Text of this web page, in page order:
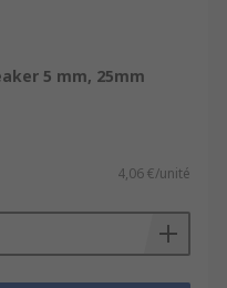
5 mm, 25mm
4,06 €/unité